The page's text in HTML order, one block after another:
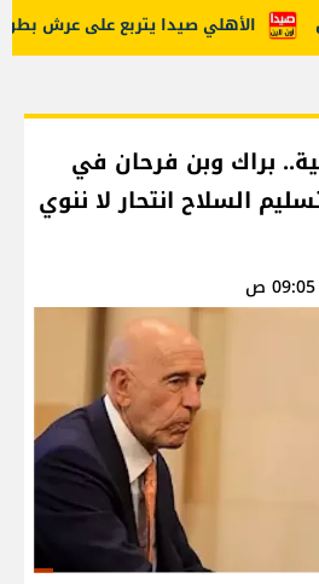
الأهلي صيدا يتربع على عرش بطولة
براك وبن فرحان في
السلاح انتحار لا ننوي